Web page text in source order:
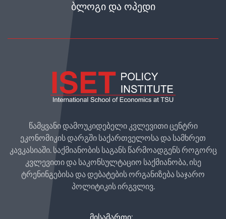
ᲑᲚᲝᲒᲘ ᲓᲐ ᲝᲞᲔᲓᲘ
წამყვანი დამოუკიდებელი კვლევითი ცენტრი
ეკონომიკის დარგში საქართველოსა და სამხრეთ
კავკასიაში. საქმიანობის საგანს წარმოადგენს როგორც
კვლევითი და საკონსულტაციო საქმიანობა, ისე
ტრენინგებისა და დებატების ორგანიზება საჯარო
პოლიტიკის ირგვლივ.